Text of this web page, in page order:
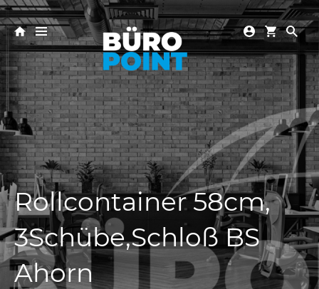
Rollcontainer 58cm,
3Schübe,Schloß BS
Ahorn